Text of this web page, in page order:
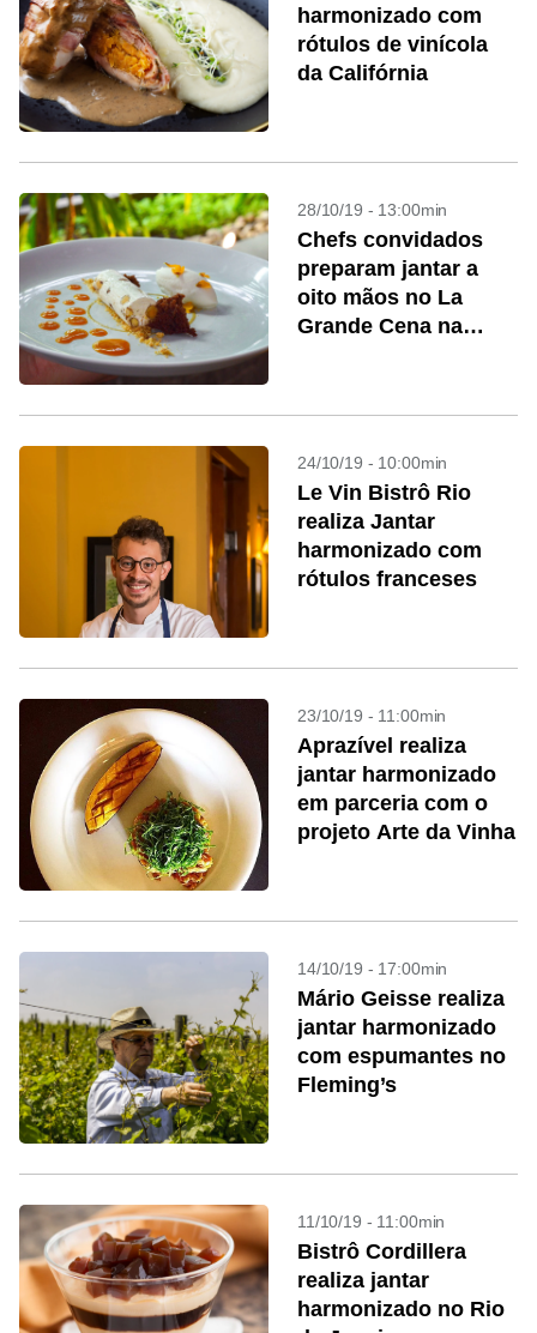
harmonizado com
rótulos de vinícola
da Califórnia
28/10/19 - 13:00min
Chefs convidados
preparam jantar a
oito mãos no La
Grande Cena na
24/10/19 - 10:00min
Le Vin Bistrô Rio
realiza Jantar
harmonizado com
rótulos franceses
23/10/19 - 11:00min
Aprazível realiza
jantar harmonizado
em parceria com o
projeto Arte da Vinha
14/10/19 - 17:00min
Mário Geisse realiza
jantar harmonizado
com espumantes no
Fleming’s
11/10/19 - 11:00min
Bistrô Cordillera
realiza jantar
harmonizado no Rio